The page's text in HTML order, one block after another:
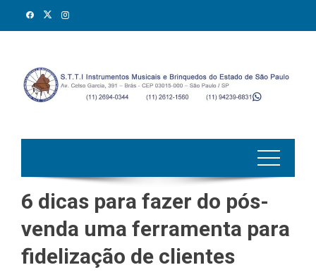
6 dicas para fazer do pós-
venda uma ferramenta para
fidelização de clientes